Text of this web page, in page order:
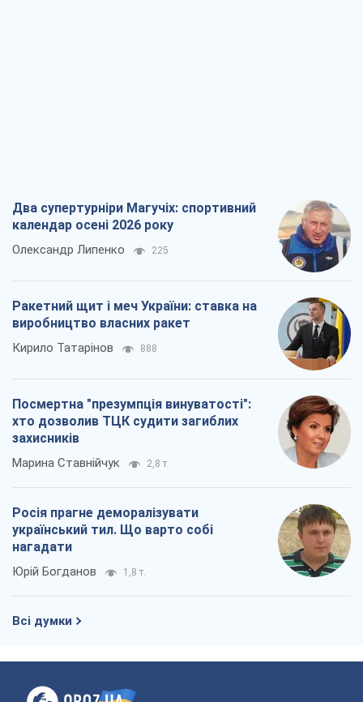
Два супертурніри Магучіх: спортивний
календар осені 2026 року
Олександр Липенко 225
Ракетний щит і меч України: ставка на
виробництво власних ракет
Кирило Татарінов 888
Посмертна "презумпція винуватості":
хто дозволив ТЦК судити загиблих
захисників
Марина Ставнійчук 2,8 т.
Росія прагне деморалізувати
український тил. Що варто собі
нагадати
Юрій Богданов 1,8 т.
Всі думки